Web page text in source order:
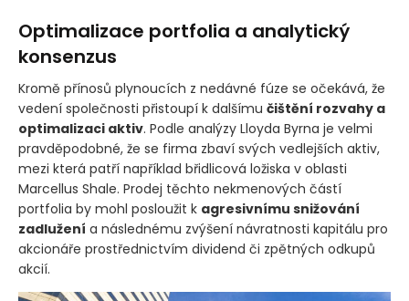
Optimalizace portfolia a analytický
konsenzus
Kromě přínosů plynoucích z nedávné fúze se očekává, že
vedení společnosti přistoupí k dalšímu čištění rozvahy a
optimalizaci aktiv. Podle analýzy Lloyda Byrna je velmi
pravděpodobné, že se firma zbaví svých vedlejších aktiv,
mezi která patří například břidlicová ložiska v oblasti
Marcellus Shale. Prodej těchto nekmenových částí
portfolia by mohl posloužit k agresivnímu snižování
zadlužení a následnému zvýšení návratnosti kapitálu pro
akcionáře prostřednictvím dividend či zpětných odkupů
akcií.